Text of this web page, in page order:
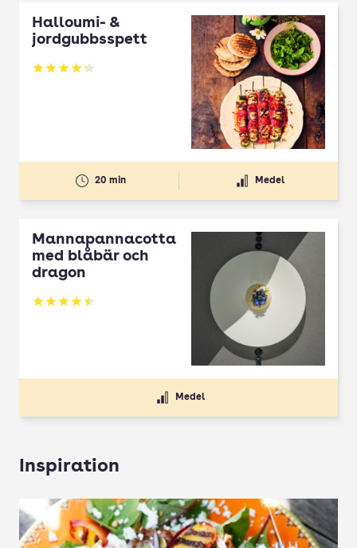
Halloumi- &
jordgubbsspett
Betyg: 4.3 av 5
20 min Medel
Mannapannacotta
med blåbär och
dragon
Betyg: 4.5 av 5
Medel
Inspiration